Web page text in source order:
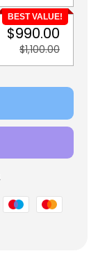
BEST VALUE!
$990.00
$1,100.00